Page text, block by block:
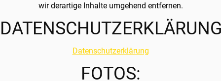
wir derartige Inhalte umgehend entfernen.
Datenschutzerklärung
FOTOS: